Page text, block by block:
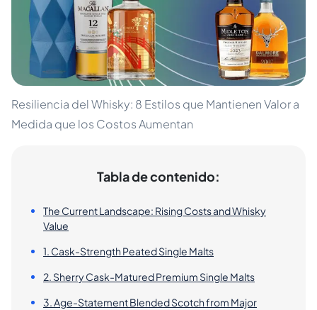
Resiliencia del Whisky: 8 Estilos que Mantienen Valor a
Medida que los Costos Aumentan
Tabla de contenido:
The Current Landscape: Rising Costs and Whisky
Value
1. Cask-Strength Peated Single Malts
2. Sherry Cask-Matured Premium Single Malts
3. Age-Statement Blended Scotch from Major